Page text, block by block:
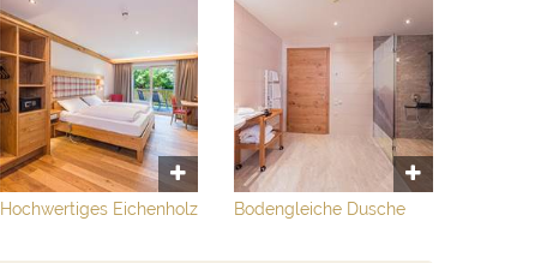
Hochwertiges Eichenholz Bodengleiche Dusche